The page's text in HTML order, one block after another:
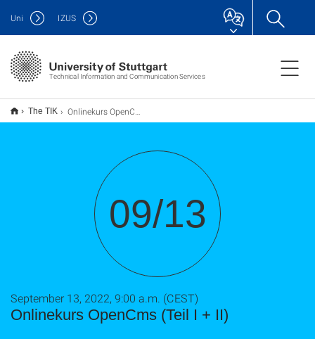
Technical Information and Communication Services
Uni IZUS
The TIK Onlinekurs OpenCms (Teil I + II)
09/13
Onlinekurs OpenCms (Teil I + II)
September 13, 2022, 9:00 a.m. (CEST)